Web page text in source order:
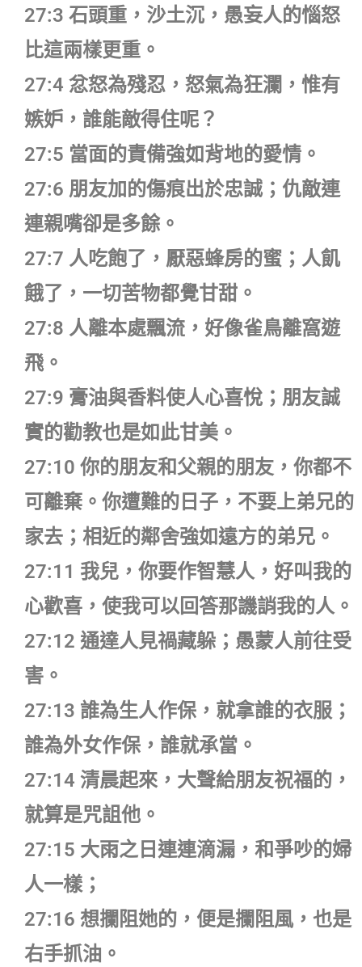
27:3 石頭重，沙土沉，愚妄人的惱怒
比這兩樣更重。
27:4 忿怒為殘忍，怒氣為狂瀾，惟有
嫉妒，誰能敵得住呢？
27:5 當面的責備強如背地的愛情。
27:6 朋友加的傷痕出於忠誠；仇敵連
連親嘴卻是多餘。
27:7 人吃飽了，厭惡蜂房的蜜；人飢
餓了，一切苦物都覺甘甜。
27:8 人離本處飄流，好像雀鳥離窩遊
飛。
27:9 膏油與香料使人心喜悅；朋友誠
實的勸教也是如此甘美。
27:10 你的朋友和父親的朋友，你都不
可離棄。你遭難的日子，不要上弟兄的
家去；相近的鄰舍強如遠方的弟兄。
27:11 我兒，你要作智慧人，好叫我的
心歡喜，使我可以回答那譏誚我的人。
27:12 通達人見禍藏躲；愚蒙人前往受
害。
27:13 誰為生人作保，就拿誰的衣服；
誰為外女作保，誰就承當。
27:14 清晨起來，大聲給朋友祝福的，
就算是咒詛他。
27:15 大雨之日連連滴漏，和爭吵的婦
人一樣；
27:16 想攔阻她的，便是攔阻風，也是
右手抓油。